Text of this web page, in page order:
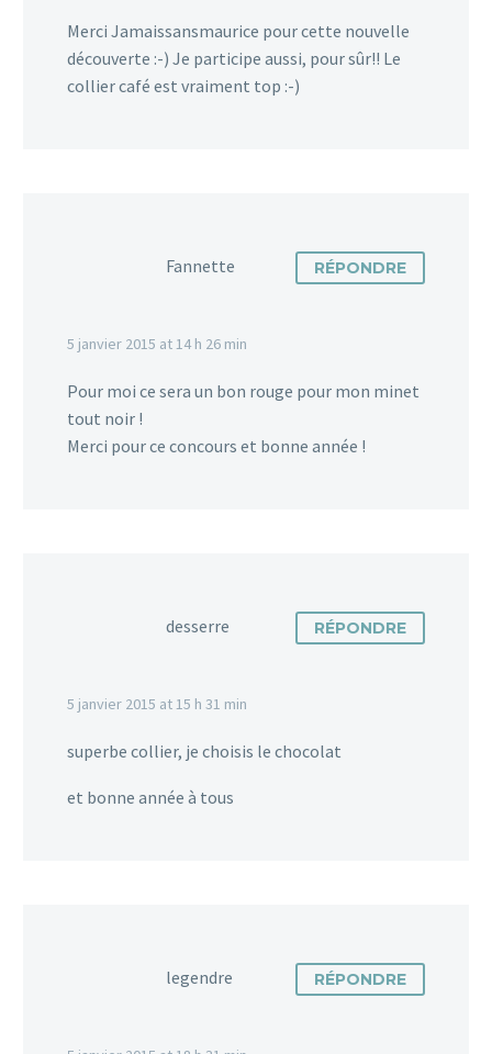
Merci Jamaissansmaurice pour cette nouvelle
découverte :-) Je participe aussi, pour sûr!! Le
collier café est vraiment top :-)
Fannette
5 janvier 2015 at 14 h 26 min
RÉPONDRE
Pour moi ce sera un bon rouge pour mon minet
tout noir !
Merci pour ce concours et bonne année !
desserre
5 janvier 2015 at 15 h 31 min
RÉPONDRE
superbe collier, je choisis le chocolat
et bonne année à tous
legendre RÉPONDRE